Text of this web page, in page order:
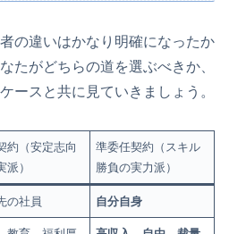
の違いはかなり明確になったか
たがどちらの道を選ぶべきか、
ースと共に見ていきましょう。
約（安定志向
派）
準委任契約（スキル
勝負の実力派）
の社員 自分自身